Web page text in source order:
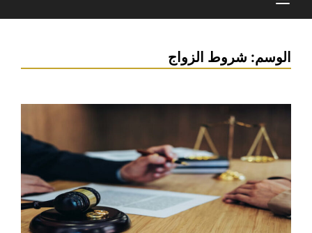
الوسم: شروط الزواج